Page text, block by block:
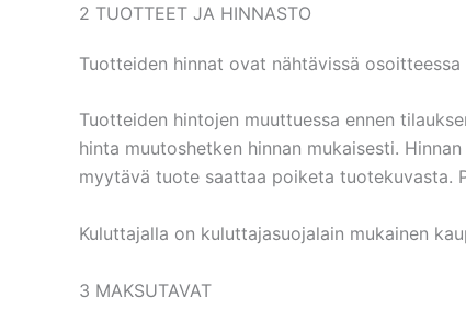
2 TUOTTEET JA HINNASTO
Tuotteiden hinnat ovat nähtävissä
Tuotteiden hintojen muuttuessa ennen
hinta muutoshetken hinnan mukaisesti.
myytävä tuote saattaa poiketa tuotekuvasta.
Kuluttajalla on kuluttajasuojalain mukainen
3 MAKSUTAVAT